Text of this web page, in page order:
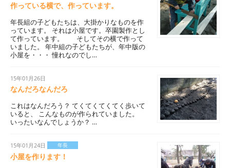
作っている横で、作っています。
年長組の子どもたちは、大掛かりなものを作
っています。 それは小屋です。卒園製作とし
て作っています。 そしてその横で作って
いました。 年中組の子どもたちが、年中版の
小屋を・・・ 憧れなのでし…
15年01月26日
なんだろなんだろ
これはなんだろう？ てくてくてくてく歩いて
いると、 こんなものが作られていました。
いったいなんでしょうか？ …
15年01月24日 年長
小屋を作ります！